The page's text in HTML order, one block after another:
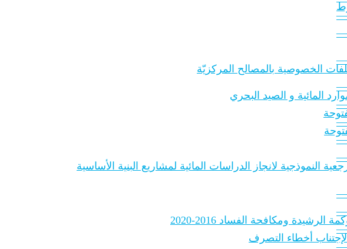
الخصوصية بالمصالح المركزيّة
المائية و الصيد البحري
النموذجية لانجاز الدراسات المائية لمشاريع البنية الأساسية
الرشيدة ومكافحة الفساد 2016-2020
أخطاء التصرف